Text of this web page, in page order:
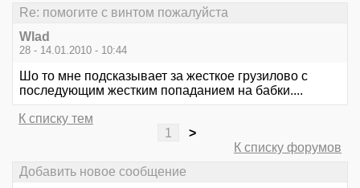
Re: помогите с винтом пожалуйста
Wlad
28 - 14.01.2010 - 10:44
Шо то мне подсказывает за жесткое грузилово с
последующим жестким попаданием на бабки....
К списку тем
1
>
К списку форумов
Добавить новое сообщение